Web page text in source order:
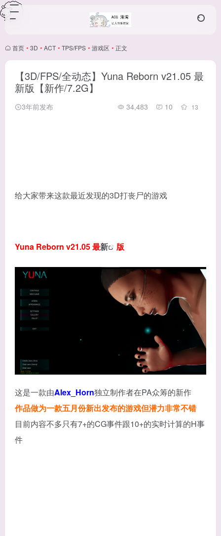
首页 • 3D • ACT • TPS/FPS • 游戏区 • 正文
【3D/FPS/全动态】Yuna Reborn v21.05 最
新版【新作/7.2G】
3年前发布 34,483 10 13
给大家带来这款最近发现的3D打丧尸的游戏
Yuna Reborn v21.05 最新 版
这是一款由Alex_Horn独立制作者在PA众筹的新作
作品做为一款五月份新出发布的游戏但潜力非常不错
目前内容不多只有7+的CG事件跟10+的实时计算的H事
件